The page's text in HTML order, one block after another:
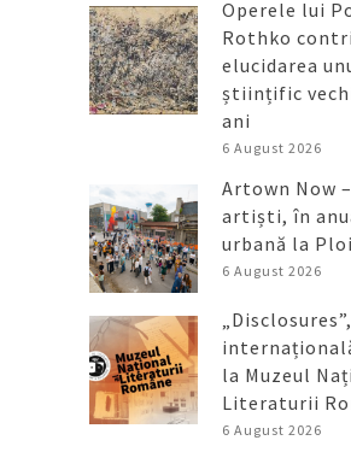
Operele lui
Rothko
elucidarea
științific
ani
6 August 2026
Artown Now
artiști, în
urbană la
6 August 2026
la Muzeul
Literaturii
6 August 2026